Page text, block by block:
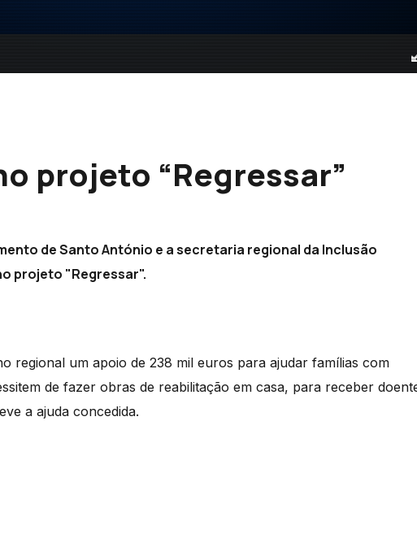
projeto “Regressar”
de Santo António e a secretaria regional da Inclusão
projeto "Regressar".
regional um apoio de 238 mil euros para ajudar famílias com
de fazer obras de reabilitação em casa, para receber
a ajuda concedida.